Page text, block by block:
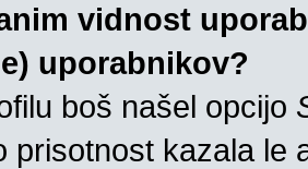
vidnost
uporabnikov?
boš našel opcijo
prisotnost kazala le